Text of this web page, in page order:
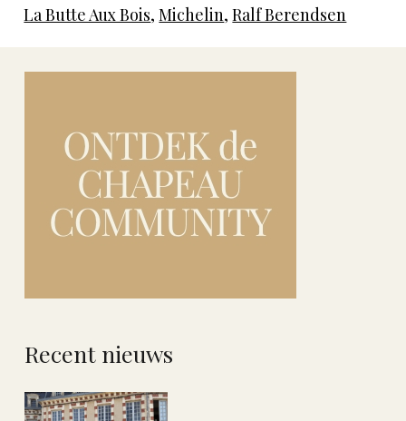
La Butte Aux Bois,Michelin,Ralf Berendsen
Recent nieuws